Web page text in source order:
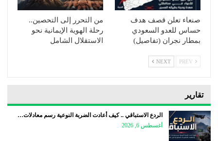
صنعاء تعلن قصف هدف
حساس للعدو السعودي
بمطار نجران (تفاصيل)
من التحرر إلى التحصين..
رحلة الهوية الإيمانية نحو
الاستقلال الشامل
NEXT
تقارير
الردع الاستباقي .. كيف أعادت الضربة النوعية رسم معادلات…
أغسطس 6, 2026